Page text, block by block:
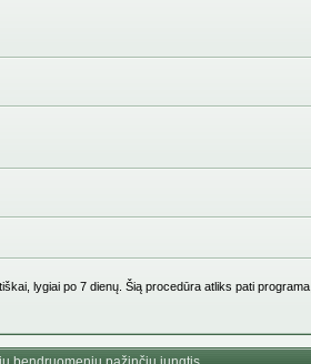
lygiai po 7 dienų. Šią procedūra atliks pati